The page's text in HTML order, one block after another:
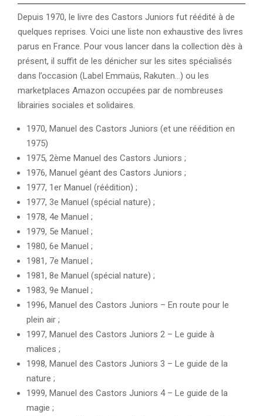
Depuis 1970, le livre des Castors Juniors fut réédité à de
quelques reprises. Voici une liste non exhaustive des livres
parus en France. Pour vous lancer dans la collection dès à
présent, il suffit de les dénicher sur les sites spécialisés
dans l’occasion (Label Emmaüs, Rakuten…) ou les
marketplaces Amazon occupées par de nombreuses
librairies sociales et solidaires.
1970, Manuel des Castors Juniors (et une réédition en
1975)
1975, 2ème Manuel des Castors Juniors ;
1976, Manuel géant des Castors Juniors ;
1977, 1er Manuel (réédition) ;
1977, 3e Manuel (spécial nature) ;
1978, 4e Manuel ;
1979, 5e Manuel ;
1980, 6e Manuel ;
1981, 7e Manuel ;
1981, 8e Manuel (spécial nature) ;
1983, 9e Manuel ;
1996, Manuel des Castors Juniors – En route pour le
plein air ;
1997, Manuel des Castors Juniors 2 – Le guide à
malices ;
1998, Manuel des Castors Juniors 3 – Le guide de la
nature ;
1999, Manuel des Castors Juniors 4 – Le guide de la
magie ;